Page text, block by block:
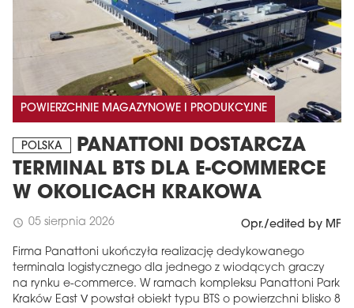
POWIERZCHNIE MAGAZYNOWE I PRODUKCYJNE
POLSKA
PANATTONI DOSTARCZA
TERMINAL BTS DLA E-COMMERCE
W OKOLICACH KRAKOWA
schedule 05 sierpnia 2026 Opr./edited by MF
Firma Panattoni ukończyła realizację dedykowanego
terminala logistycznego dla jednego z wiodących graczy
na rynku e-commerce. W ramach kompleksu Panattoni Park
Kraków East V powstał obiekt typu BTS o powierzchni blisko 8